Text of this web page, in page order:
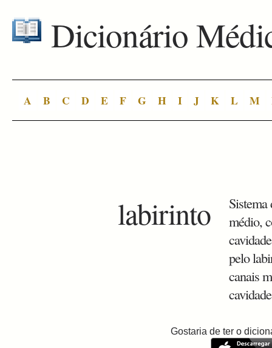
Dicionário
A B C D E F G H I J K L M
labirinto
médio,
pelo
canais
Gostaria de ter o